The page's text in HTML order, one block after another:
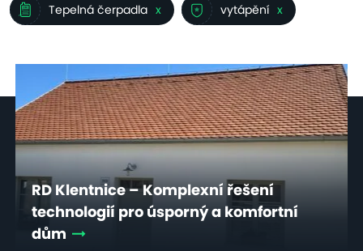
Tepelná čerpadla x vytápění x
RD Klentnice – Komplexní řešení
technologií pro úsporný a komfortní
dům